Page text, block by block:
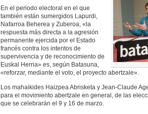
En el periodo electoral en el que
también están sumergidos Lapurdi,
Nafarroa Beherea y Zuberoa, «la
respuesta más directa a la agresión
permanente ejercida por el Estado
francés contra los intentos de
supervivencia y de reconocimiento de
Euskal Herria» es, según Batasuna,
«reforzar, mediante el voto, el proyecto abertzale».
Los mahaikides Haizpea Abrisketa y Jean-Claude
para el movimiento abertzale en general, de las
que se celebrarán el 9 y 16 de marzo.